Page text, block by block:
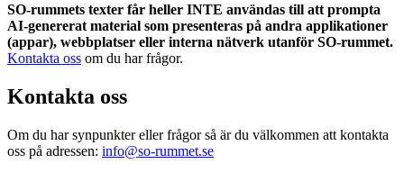
SO-rummets texter får heller INTE användas till att prompta
AI-genererat material som presenteras på andra applikationer
(appar), webbplatser eller interna nätverk utanför SO-rummet.
Kontakta oss om du har frågor.
Kontakta oss
Om du har synpunkter eller frågor så är du välkommen att kontakta
oss på adressen: info@so-rummet.se